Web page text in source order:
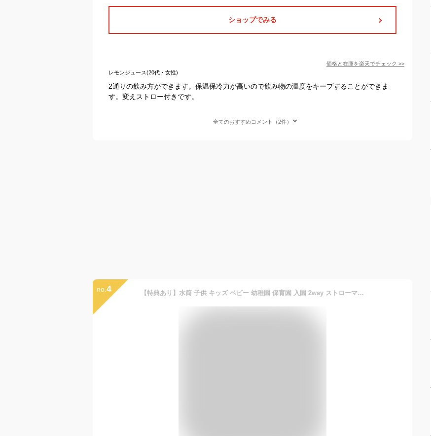
ショップでみる
価格と在庫を楽天でチェック >>
レモンジュース(20代・女性)
2通りの飲み方ができます。保温保冷力が高いので飲み物の温度をキープすることができま
す。変えストロー付きです。
全てのおすすめコメント（2件）
no. 4 【特典あり】水筒 子供 キッズ ベビー 幼稚園 保育園 入園 2way ストローマグ ストロー水筒 コップ水筒 コップ付き 400ml 360ml 保冷保温 魔法瓶 真空断熱 ワンタッチ 肩紐付き 軽い 洗いやすい かわいい 子ども 赤ちゃん 女の子 男の子 1歳 2歳 3歳 4歳 ピーコック ASK-W41